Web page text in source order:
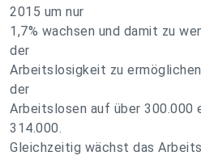
2015 um nur
1,7% wachsen und damit zu
der
Arbeitslosigkeit zu
der
Arbeitslosen auf über 300.000
314.000.
Gleichzeitig wächst das